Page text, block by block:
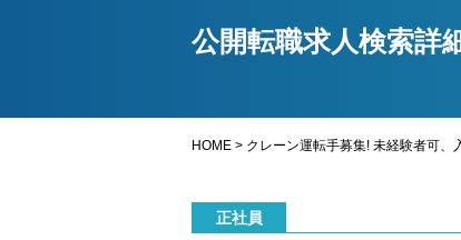
公開転職求人検索詳
HOME > クレーン運転手募集! 未経験者可、
正社員